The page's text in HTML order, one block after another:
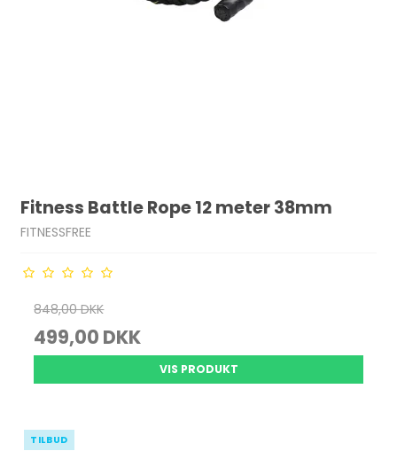
Fitness Battle Rope 12 meter 38mm
FITNESSFREE
848,00 DKK
499,00 DKK
VIS PRODUKT
TILBUD